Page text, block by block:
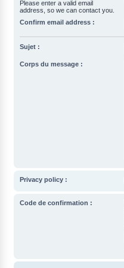
Please enter a valid email
address, so we can contact you.
Confirm email address :
Sujet :
Corps du message :
Privacy policy :
Code de confirmation :